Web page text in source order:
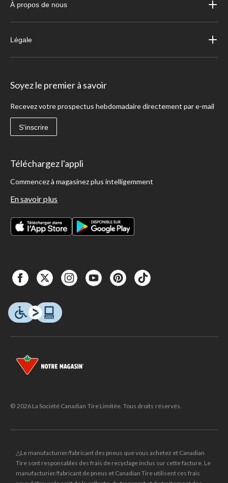
À propos de nous
Légale
Soyez le premier à savoir
Recevez votre prospectus hebdomadaire directement par e-mail
S'inscrire
Téléchargez l'appli
Commencez à magasinez plus intelligemment
En savoir plus
© 2026 La Société Canadian Tire Limitée. Tous droits réservés.
△Le manufacturier/fabricant des pneus que vous achetez et Canadian
Tire sont responsables des frais de recyclage inclus sur cette facture. Le
manufacturier/fabricant de pneus et Canadian Tire utilisent ces frais